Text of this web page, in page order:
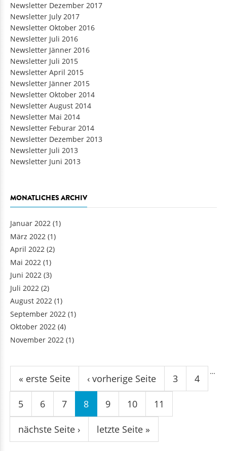
Newsletter Dezember 2017
Newsletter July 2017
Newsletter Oktober 2016
Newsletter Juli 2016
Newsletter Jänner 2016
Newsletter Juli 2015
Newsletter April 2015
Newsletter Jänner 2015
Newsletter Oktober 2014
Newsletter August 2014
Newsletter Mai 2014
Newsletter Feburar 2014
Newsletter Dezember 2013
Newsletter Juli 2013
Newsletter Juni 2013
MONATLICHES ARCHIV
Januar 2022 (1)
März 2022 (1)
April 2022 (2)
Mai 2022 (1)
Juni 2022 (3)
Juli 2022 (2)
August 2022 (1)
September 2022 (1)
Oktober 2022 (4)
November 2022 (1)
Seiten
« erste Seite ‹ vorherige Seite
…
3 4
5 6 7 8 9 10 11
nächste Seite › letzte Seite »